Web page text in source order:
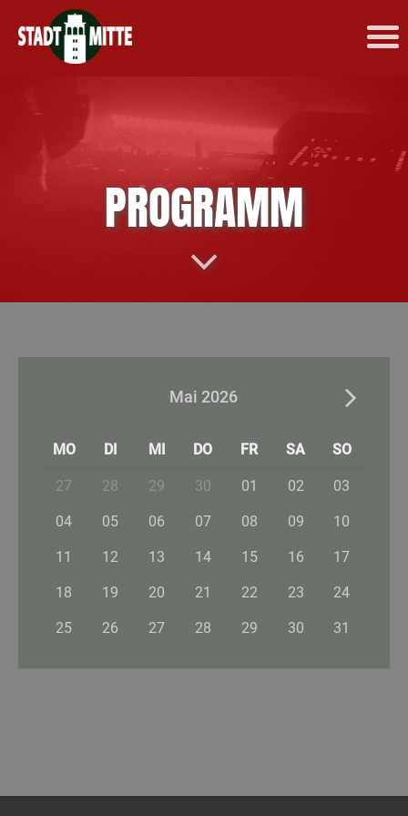
PROGRAMM
Mai 2026
MO DI MI DO FR SA SO
27 28 29 30 01 02 03
04 05 06 07 08 09 10
11 12 13 14 15 16 17
18 19 20 21 22 23 24
25 26 27 28 29 30 31